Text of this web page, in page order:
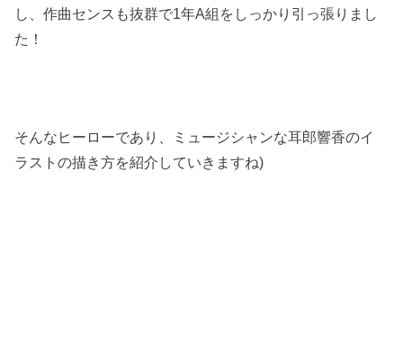
し、作曲センスも抜群で1年A組をしっかり引っ張りまし
た！
そんなヒーローであり、ミュージシャンな耳郎響香のイ
ラストの描き方を紹介していきますね)